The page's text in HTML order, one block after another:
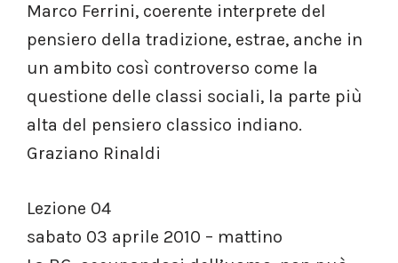
Marco Ferrini, coerente interprete del
pensiero della tradizione, estrae, anche in
un ambito così controverso come la
questione delle classi sociali, la parte più
alta del pensiero classico indiano.
Graziano Rinaldi
Lezione 04
sabato 03 aprile 2010 – mattino